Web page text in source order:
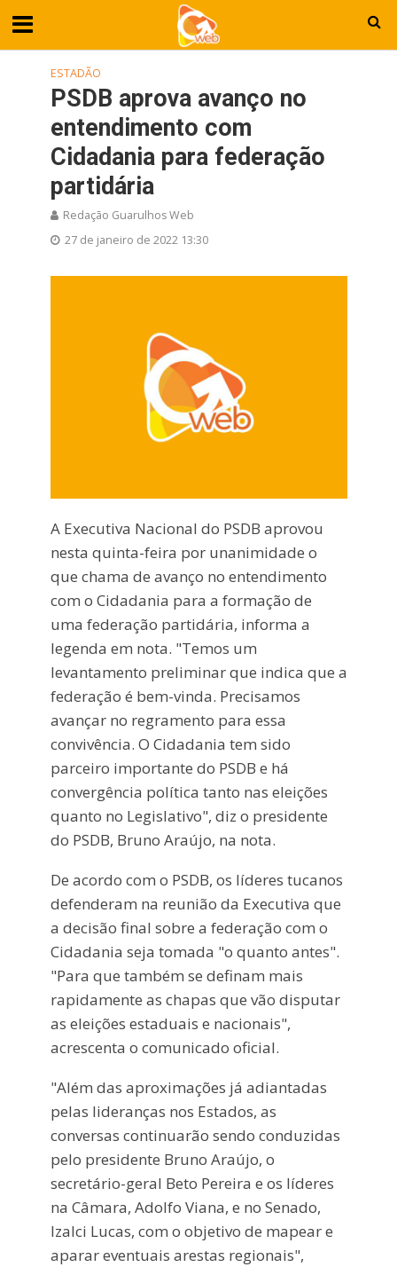
ESTADÃO
PSDB aprova avanço no
entendimento com
Cidadania para federação
partidária
Redação Guarulhos Web
27 de janeiro de 2022 13:30
A Executiva Nacional do PSDB aprovou
nesta quinta-feira por unanimidade o
que chama de avanço no entendimento
com o Cidadania para a formação de
uma federação partidária, informa a
legenda em nota. "Temos um
levantamento preliminar que indica que a
federação é bem-vinda. Precisamos
avançar no regramento para essa
convivência. O Cidadania tem sido
parceiro importante do PSDB e há
convergência política tanto nas eleições
quanto no Legislativo", diz o presidente
do PSDB, Bruno Araújo, na nota.
De acordo com o PSDB, os líderes tucanos
defenderam na reunião da Executiva que
a decisão final sobre a federação com o
Cidadania seja tomada "o quanto antes".
"Para que também se definam mais
rapidamente as chapas que vão disputar
as eleições estaduais e nacionais",
acrescenta o comunicado oficial.
"Além das aproximações já adiantadas
pelas lideranças nos Estados, as
conversas continuarão sendo conduzidas
pelo presidente Bruno Araújo, o
secretário-geral Beto Pereira e os líderes
na Câmara, Adolfo Viana, e no Senado,
Izalci Lucas, com o objetivo de mapear e
aparar eventuais arestas regionais",